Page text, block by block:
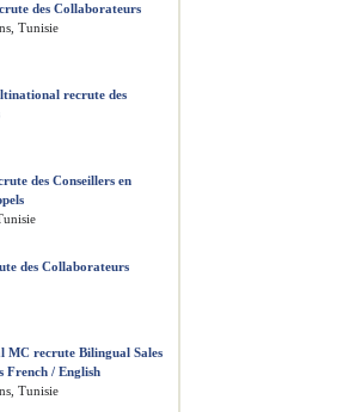
des Collaborateurs
Tunisie
recrute des
des Conseillers en
des Collaborateurs
MC recrute Bilingual Sales
French / English
Tunisie